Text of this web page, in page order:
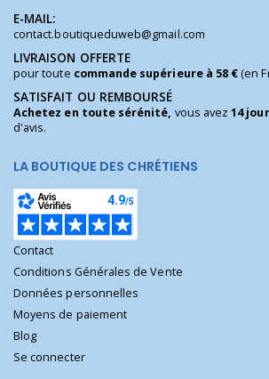
E-MAIL:
contact.boutiqueduweb@gmail.com
LIVRAISON OFFERTE
pour toute commande supérieure à 58 €(en
SATISFAIT OU REMBOURSÉ
Achetez en toute sérénité, vous avez14
d'avis.
LA BOUTIQUE DES CHRÉTIENS
Contact
Conditions Générales de Vente
Données personnelles
Moyens de paiement
Blog
Se connecter